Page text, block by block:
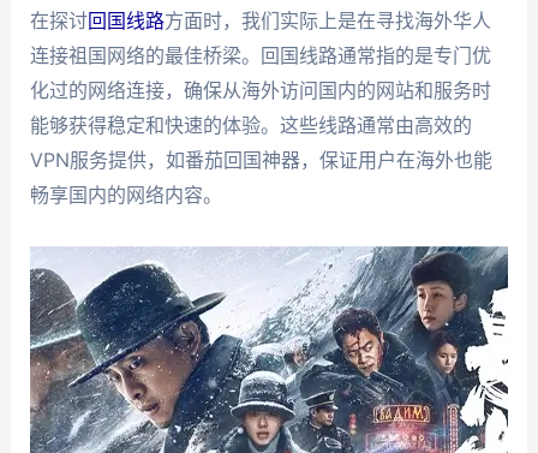
在探讨回国线路方面时，我们实际上是在寻找海外华人
连接祖国网络的最佳桥梁。回国线路通常指的是专门优
化过的网络连接，确保从海外访问国内的网站和服务时
能够获得稳定和快速的体验。这些线路通常由高效的
VPN服务提供，如番茄回国神器，保证用户在海外也能
畅享国内的网络内容。